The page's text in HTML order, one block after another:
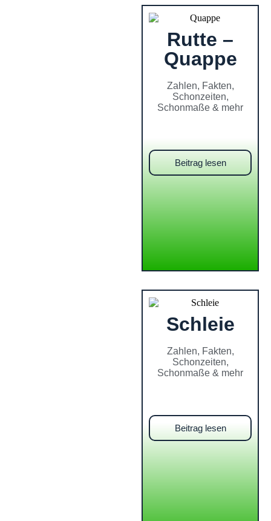
Rutte –
Quappe
Zahlen, Fakten,
Schonzeiten,
Schonmaße & mehr
Beitrag lesen
Schleie
Zahlen, Fakten,
Schonzeiten,
Schonmaße & mehr
Beitrag lesen